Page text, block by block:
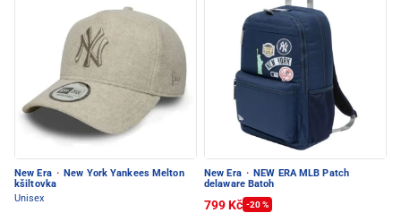
New Era · New York Yankees Melton
kšiltovka
Unisex
New Era · NEW ERA MLB Patch
delaware Batoh
799 Kč -20 %